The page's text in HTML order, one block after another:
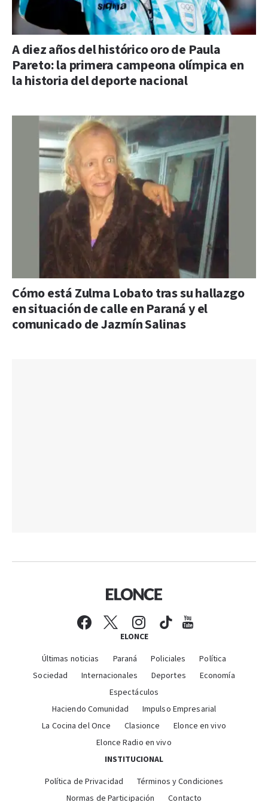
A diez años del histórico oro de Paula
Pareto: la primera campeona olímpica en
la historia del deporte nacional
Cómo está Zulma Lobato tras su hallazgo
en situación de calle en Paraná y el
comunicado de Jazmín Salinas
ELONCE
Últimas noticias Paraná Policiales
Política
Sociedad
Internacionales Deportes
Economía
Espectáculos
Haciendo Comunidad
Impulso Empresarial
La Cocina del Once
Clasionce
Elonce en vivo
Elonce Radio en vivo
INSTITUCIONAL
Política de Privacidad
Términos y Condiciones
Normas de Participación
Contacto